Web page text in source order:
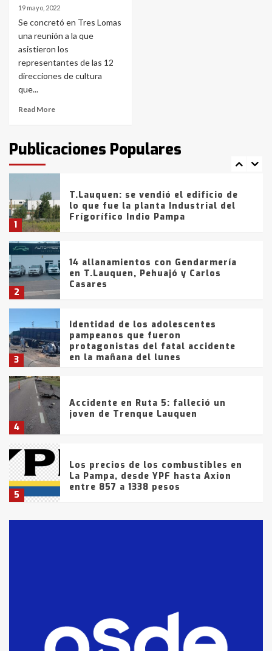
19 mayo, 2022
Se concretó en Tres Lomas
una reunión a la que
asistieron los
representantes de las 12
direcciones de cultura
que...
Read More
Publicaciones Populares
5
6
Blanca anticipa que Agosto vendrá
con lluvias y heladas, en gran parte
fueron detenidos por
comercialización de drogas en la
tarde del sábado
1
T.Lauquen: se vendió el edificio de
lo que fue la planta Industrial del
Frígorífico Indio Pampa
2
14 allanamientos con Gendarmería
en T.Lauquen, Pehuajó y Carlos
Casares
3
Identidad de los adolescentes
pampeanos que fueron
protagonistas del fatal accidente
en la mañana del lunes
4
Accidente en Ruta 5: falleció un
joven de Trenque Lauquen
5
Los precios de los combustibles en
La Pampa, desde YPF hasta Axion
entre 857 a 1338 pesos
fueron detenidos por
comercialización de drogas en la
tarde del sábado